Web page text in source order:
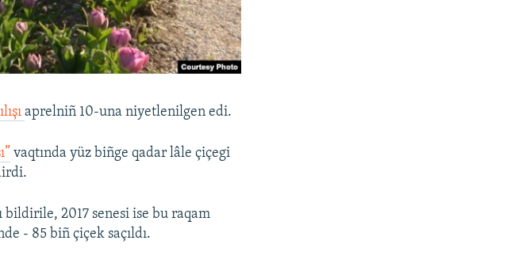
aprelniñ 10-una niyetlenilgen edi.
vaqtında yüz biñge qadar lâle çiçegi
bildirile, 2017 senesi ise bu raqam
- 85 biñ çiçek saçıldı.